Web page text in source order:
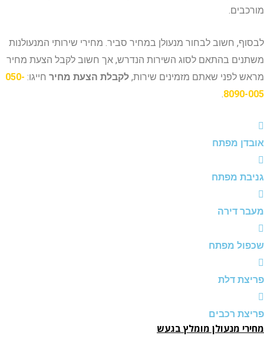
חשוב לבחור מנעולן במחיר סביר. מחירי שירותי המנעולנות
בהתאם לסוג השירות הנדרש, אך חשוב לקבל הצעת מחיר
לפני שאתם מזמינים שירות,לקבלת הצעת מחירחייגו:050-
.
מפתח
מפתח
דירה
מפתח
דלת
רכבים
מנעולן מומלץ בגעש